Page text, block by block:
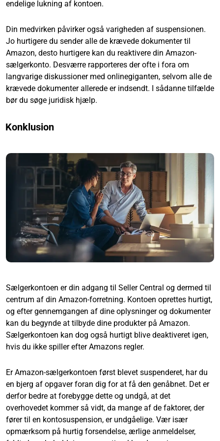
endelige lukning af kontoen.
Din medvirken påvirker også varigheden af suspensionen.
Jo hurtigere du sender alle de krævede dokumenter til
Amazon, desto hurtigere kan du reaktivere din Amazon-
sælgerkonto. Desværre rapporteres der ofte i fora om
langvarige diskussioner med onlinegiganten, selvom alle de
krævede dokumenter allerede er indsendt. I sådanne tilfælde
bør du søge juridisk hjælp.
Konklusion
Sælgerkontoen er din adgang til Seller Central og dermed til
centrum af din Amazon-forretning. Kontoen oprettes hurtigt,
og efter gennemgangen af dine oplysninger og dokumenter
kan du begynde at tilbyde dine produkter på Amazon.
Sælgerkontoen kan dog også hurtigt blive deaktiveret igen,
hvis du ikke spiller efter Amazons regler.
Er Amazon-sælgerkontoen først blevet suspenderet, har du
en bjerg af opgaver foran dig for at få den genåbnet. Det er
derfor bedre at forebygge dette og undgå, at det
overhovedet kommer så vidt, da mange af de faktorer, der
fører til en kontosuspension, er undgåelige. Vær især
opmærksom på hurtig forsendelse, ærlige anmeldelser,